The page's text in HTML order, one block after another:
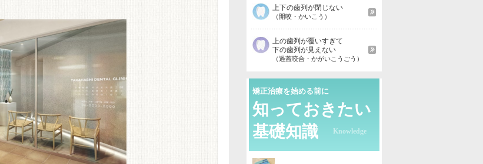
上下の歯列が閉じない
（開咬・かいこう）
上の歯列が覆いすぎて
下の歯列が見えない
（過蓋咬合・かがいこうごう）
矯正治療を始める前に
知っておきたい
基礎知識